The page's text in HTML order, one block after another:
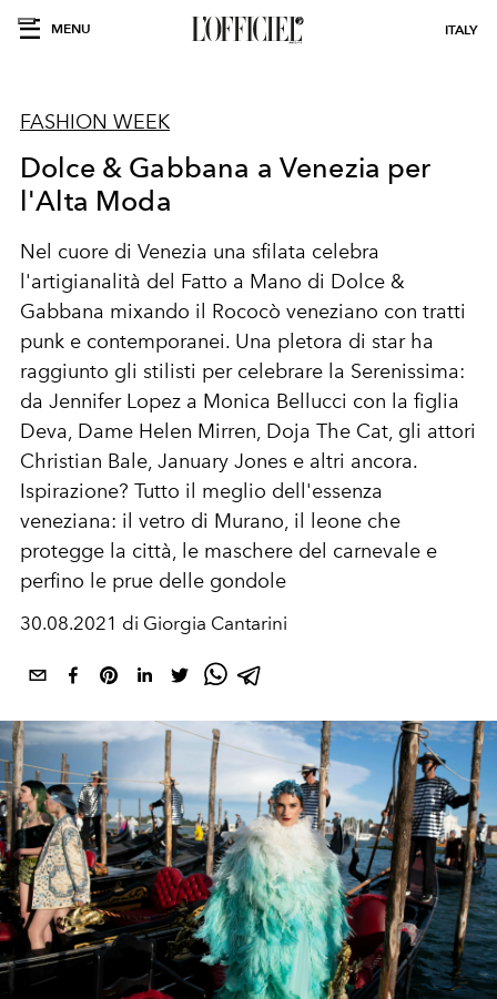
MENU ITALY
FASHION WEEK
Dolce & Gabbana a Venezia per
l'Alta Moda
Nel cuore di Venezia una sfilata celebra
l'artigianalità del Fatto a Mano di Dolce &
Gabbana mixando il Rococò veneziano con tratti
punk e contemporanei. Una pletora di star ha
raggiunto gli stilisti per celebrare la Serenissima:
da Jennifer Lopez a Monica Bellucci con la figlia
Deva, Dame Helen Mirren, Doja The Cat, gli attori
Christian Bale, January Jones e altri ancora.
Ispirazione? Tutto il meglio dell'essenza
veneziana: il vetro di Murano, il leone che
protegge la città, le maschere del carnevale e
perfino le prue delle gondole
30.08.2021 di Giorgia Cantarini